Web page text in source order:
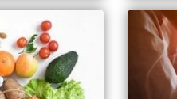
maiores
a prevenção
o […]